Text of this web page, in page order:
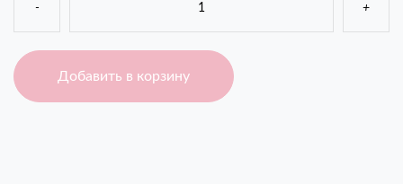
- +
Добавить в корзину